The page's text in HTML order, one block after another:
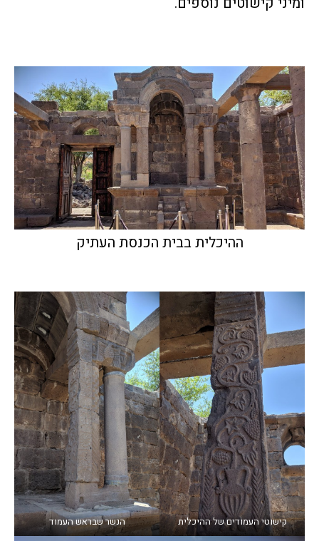
ההיכלית בבית הכנסת העתיק
קישוטי העמודים של ההיכלית הנשר שבראש העמוד